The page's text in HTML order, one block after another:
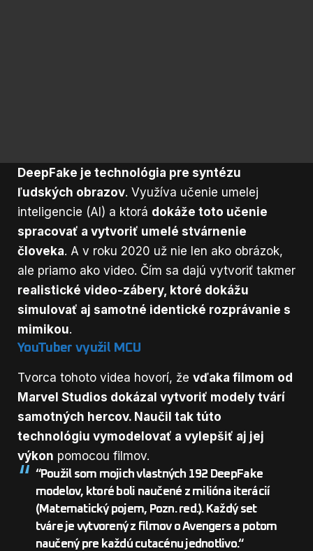
DeepFake je technológia pre syntézu
ľudských obrazov. Využíva učenie umelej
inteligencie (AI) a ktorá dokáže toto učenie
spracovať a vytvoriť umelé stvárnenie
človeka. A v roku 2020 už nie len ako obrázok,
ale priamo ako video. Čím sa dajú vytvoriť takmer
realistické video-zábery, ktoré dokážu
simulovať aj samotné identické rozprávanie s
mimikou.
YouTuber využil MCU
Tvorca tohoto videa hovorí, že vďaka filmom od
Marvel Studios dokázal vytvoriť modely tvárí
samotných hercov. Naučil tak túto
technológiu vymodelovať a vylepšiť aj jej
výkon pomocou filmov.
“Použil som mojich vlastných 192 DeepFake
modelov, ktoré boli naučené z milióna iterácií
(Matematický pojem, Pozn. red.). Každý set
tváre je vytvorený z filmov o Avengers a potom
naučený pre každú cutacénu jednotlivo.“